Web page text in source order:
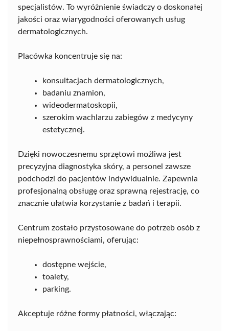
specjalistów. To wyróżnienie świadczy o doskonałej
jakości oraz wiarygodności oferowanych usług
dermatologicznych.
Placówka koncentruje się na:
konsultacjach dermatologicznych,
badaniu znamion,
wideodermatoskopii,
szerokim wachlarzu zabiegów z medycyny
estetycznej.
Dzięki nowoczesnemu sprzętowi możliwa jest
precyzyjna diagnostyka skóry, a personel zawsze
podchodzi do pacjentów indywidualnie. Zapewnia
profesjonalną obsługę oraz sprawną rejestrację, co
znacznie ułatwia korzystanie z badań i terapii.
Centrum zostało przystosowane do potrzeb osób z
niepełnosprawnościami, oferując:
dostępne wejście,
toalety,
parking.
Akceptuje różne formy płatności, włączając: